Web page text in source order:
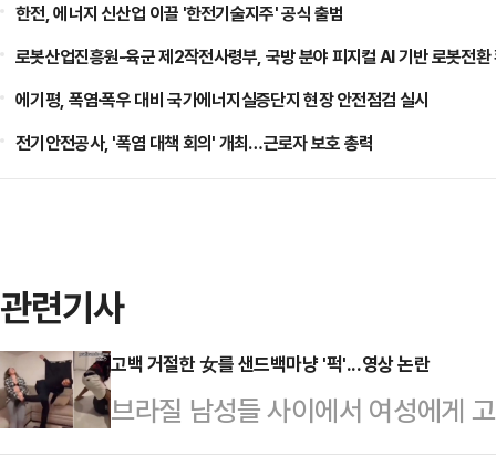
한전, 에너지 신산업 이끌 '한전기술지주' 공식 출범
로봇산업진흥원-육군 제2작전사령부, 국방 분야 피지컬 AI 기반 로봇전환
에기평, 폭염·폭우 대비 국가에너지실증단지 현장 안전점검 실시
전기안전공사, '폭염 대책 회의' 개최…근로자 보호 총력
관련기사
고백 거절한 女를 샌드백마냥 '퍽'...영상 논란
브라질 남성들 사이에서 여성에게
습한다는 내용의 영상이 사회관계